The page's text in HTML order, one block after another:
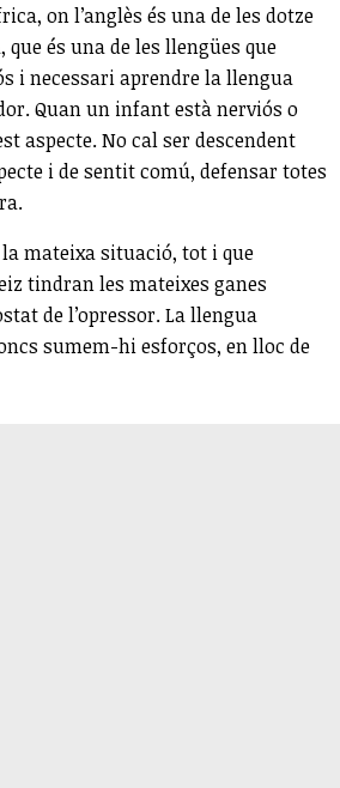
on l’anglès és una de les dotze
és una de les llengües que
i necessari aprendre la llengua
Quan un infant està nerviós o
aspecte. No cal ser descendent
i de sentit comú, defensar totes
mateixa situació, tot i que
tindran les mateixes ganes
de l’opressor. La llengua
sumem-hi esforços, en lloc de